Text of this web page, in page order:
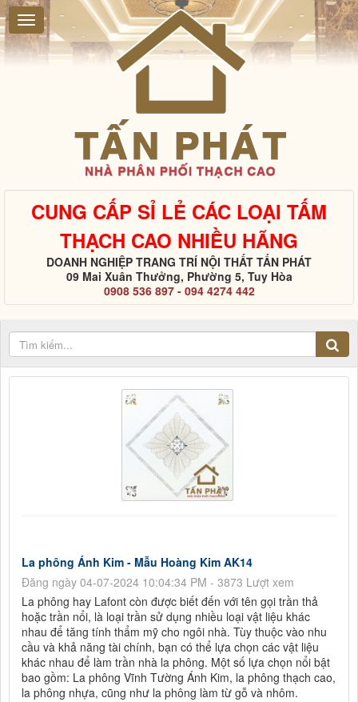
CUNG CẤP SỈ LẺ CÁC LOẠI TẤM
THẠCH CAO NHIỀU HÃNG
DOANH NGHIỆP TRANG TRÍ NỘI THẤT TẤN PHÁT
09 Mai Xuân Thưởng, Phường 5, Tuy Hòa
0908 536 897 - 094 4274 442
La phông Ánh Kim - Mẫu Hoàng Kim AK14
Đăng ngày 04-07-2024 10:04:34 PM - 3873 Lượt xem
La phông hay Lafont còn được biết đến với tên gọi trần thả
hoặc trần nổi, là loại trần sử dụng nhiều loại vật liệu khác
nhau để tăng tính thẩm mỹ cho ngôi nhà. Tùy thuộc vào nhu
cầu và khả năng tài chính, bạn có thể lựa chọn các vật liệu
khác nhau để làm trần nhà la phông. Một số lựa chọn nổi bật
bao gồm: La phông Vĩnh Tường Ánh Kim, la phông thạch cao,
la phông nhựa, cũng như la phông làm từ gỗ và nhôm.